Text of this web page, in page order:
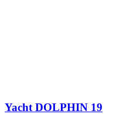
Yacht DOLPHIN 19